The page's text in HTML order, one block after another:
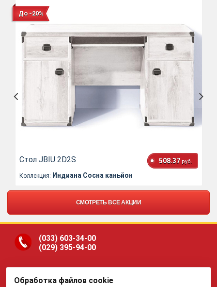
До -20%
Стол JBIU 2D2S 508.37 руб.
Коллекция: Индиана Сосна каньйон
СМОТРЕТЬ ВСЕ АКЦИИ
(033) 603-34-00
(029) 395-94-00
Обработка файлов cookie